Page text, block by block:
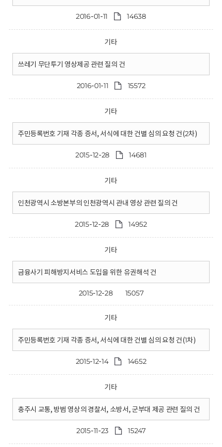
2016-01-11 14638
기타
쓰레기 무단투기 영상제공 관련 질의 건
2016-01-11 15572
기타
주민등록번호 기재 각종 증서, 서식에 대한 건별 심의 요청 건(2차)
2015-12-28 14681
기타
인천광역시 소방본부의 인천광역시 관내 영상 관련 질의 건
2015-12-28 14952
기타
금융사기 피해방지서비스 도입을 위한 유권해석 건
2015-12-28 15057
기타
주민등록번호 기재 각종 증서, 서식에 대한 건별 심의 요청 건(1차)
2015-12-14 14652
기타
충주시 교통, 방범 영상의 경찰서, 소방서, 군부대 제공 관련 질의 건
2015-11-23 15247